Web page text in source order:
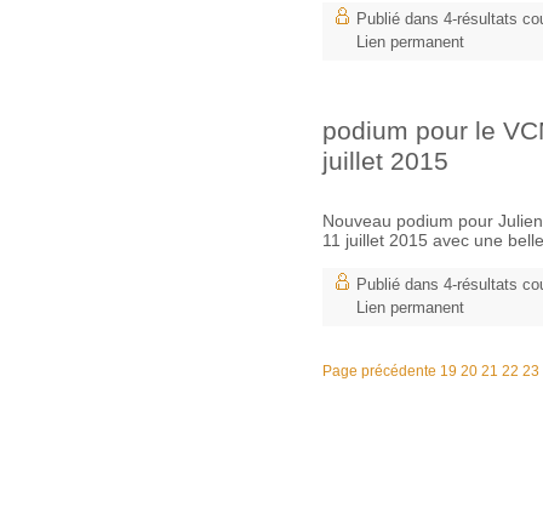
Publié dans 4-résultats
Lien permanent
podium pour le
juillet 2015
Nouveau podium pour
11 juillet 2015 avec une
Publié dans 4-résultats
Lien permanent
Page précédente 19 20 21 22 23